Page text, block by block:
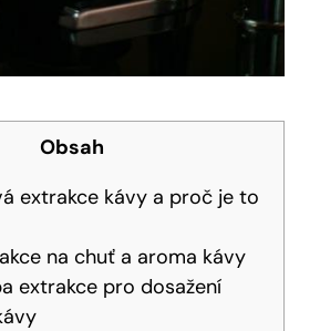
Obsah
extrakce kávy a proč je to
na chuť a aroma kávy
extrakce pro dosažení